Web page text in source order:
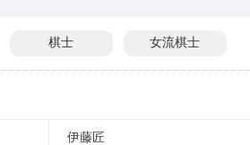
棋士 女流棋士
伊藤匠